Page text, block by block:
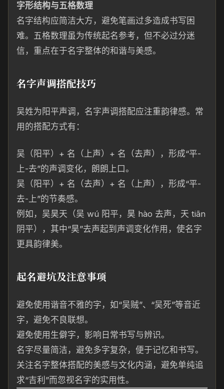
字形结构与五格数理
名字结构应简洁大方，避免笔画过多造成书写困
难。五格数理虽为传统起名参考，但不必过分迷
信，重点在于名字整体的和谐与美感。
名字声调搭配技巧
吴姓为阳平声调，名字声调搭配应注重韵律感。常
用的搭配方式有：
吴（阳平）+ 名（上声）+ 名（去声），形成“平-
上-去”的声调变化，朗朗上口。
吴（阳平）+ 名（去声）+ 名（上声），形成“平-
去-上”的节奏感。
例如，吴昊天（吴 wú 阳平，昊 hào 去声，天 tiān
阴平），其中“昊”去声起到声调变化作用，使名字
更具韵律美。
起名避坑及注意事项
避免使用谐音不雅的字，如“吴贼”、“吴死”等音近
字，避免不良联想。
避免使用生僻字，影响日常书写与辨识。
名字尽量简洁，避免多字复杂，便于记忆和书写。
关注名字整体搭配的美感与文化内涵，避免单纯追
求“吉利”而忽视名字的实用性。